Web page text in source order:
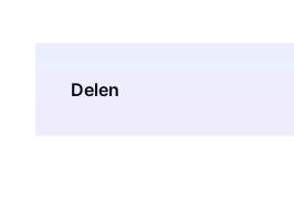
Delen